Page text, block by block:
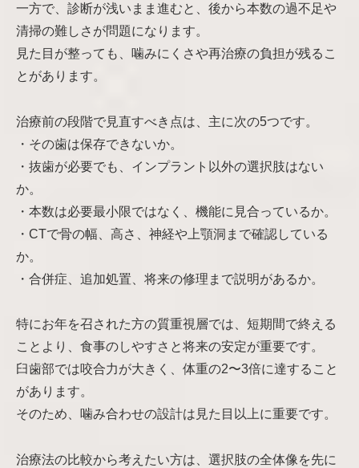
一方で、診断が浅いまま進むと、後から本数の過不足や
清掃の難しさが問題になります。
見た目が整っても、噛みにくさや再治療の負担が残るこ
とがあります。
治療前の段階で見直すべき点は、主に次の5つです。
・その歯は保存できないか。
・抜歯が必要でも、インプラント以外の選択肢はない
か。
・本数は必要最小限ではなく、機能に見合っているか。
・CTで骨の幅、高さ、神経や上顎洞まで確認している
か。
・合併症、追加処置、将来の修理まで説明があるか。
特にお年を召された方の質重視層では、短期間で終える
ことより、食事のしやすさと将来の安定が重要です。
臼歯部では咬合力が大きく、体重の2〜3倍に達すること
があります。
そのため、噛み合わせの設計は見た目以上に重要です。
治療法の比較から考えたい方は、選択肢の全体像を先に